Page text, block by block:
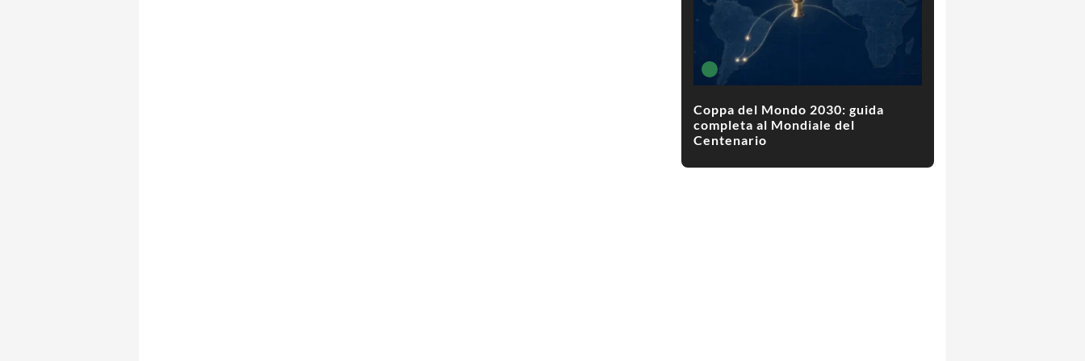
Coppa del Mondo 2030: guida
completa al Mondiale del
Centenario